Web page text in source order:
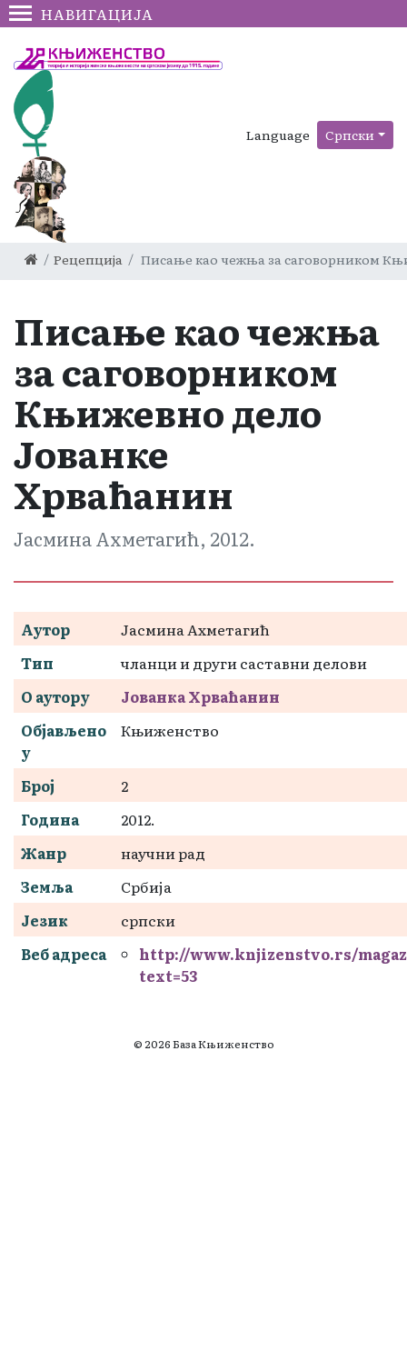
НАВИГАЦИЈА
Language Српски
Рецепција Писање као чежња за саговорником
Писање као чежња
за саговорником
Књижевно дело
Јованке
Хрваћанин
Јасмина Ахметагић, 2012.
Аутор
Јасмина Ахметагић
Тип
чланци и други саставни делови
О аутору
Јованка Хрваћанин
Објављено
у
Књиженство
Број
2
Година
2012.
Жанр
научни рад
Земља
Србија
Језик
српски
Веб адреса
http://www.knjizenstvo.rs/
text=53
© 2026 База Књиженство